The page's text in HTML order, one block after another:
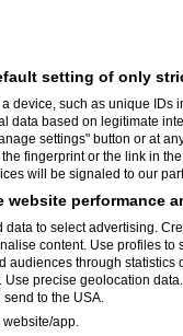
design (med user
/ SEO-strategi -
✅E-mail
Opsætning af
coach for dig, der
Danmark
Rygaard Hansen
Power Point,
udreder
større virksomheder
i brugen af
Danmark
Henriksen
setting of only
device, such as unique IDs
based on legitimate
settings" button or at
fingerprint or the link in
will be signaled to our
website performance
to select advertising.
content. Use profiles
through
precise geolocation
to the USA.
app.